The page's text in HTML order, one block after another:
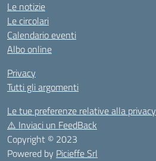
Le notizie
Le circolari
Calendario eventi
Albo online
Privacy
Tutti gli argomenti
Le tue preferenze relative alla privacy
⚠️ Inviaci un FeedBack
Copyright © 2023
Powered by Picieffe Srl